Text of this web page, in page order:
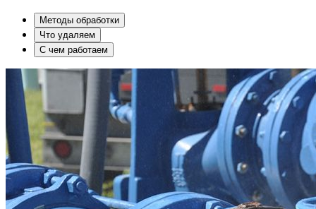
Методы обработки
Что удаляем
С чем работаем